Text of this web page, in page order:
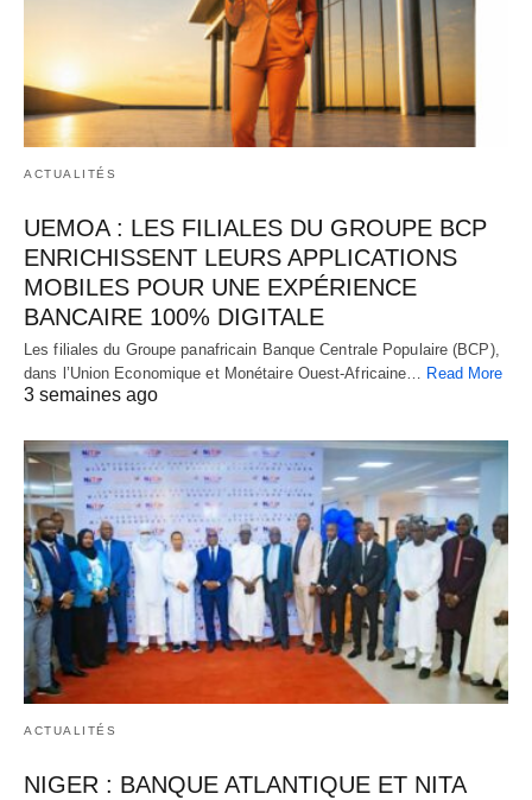
ACTUALITÉS
UEMOA : LES FILIALES DU GROUPE BCP
ENRICHISSENT LEURS APPLICATIONS
MOBILES POUR UNE EXPÉRIENCE
BANCAIRE 100% DIGITALE
Les filiales du Groupe panafricain Banque Centrale Populaire (BCP),
dans l’Union Economique et Monétaire Ouest-Africaine… Read More
3 semaines ago
ACTUALITÉS
NIGER : BANQUE ATLANTIQUE ET NITA